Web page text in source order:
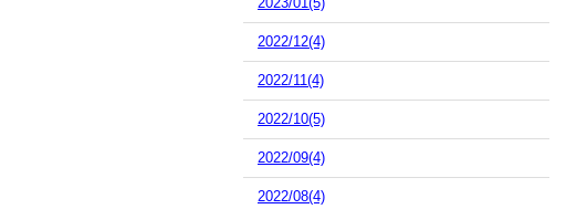
2022/12(4)
2022/11(4)
2022/10(5)
2022/09(4)
2022/08(4)